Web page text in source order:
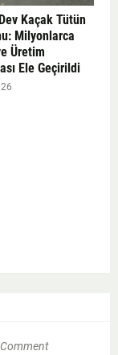
Kaçak Tütün
Milyonlarca
Üretim
Ele Geçirildi